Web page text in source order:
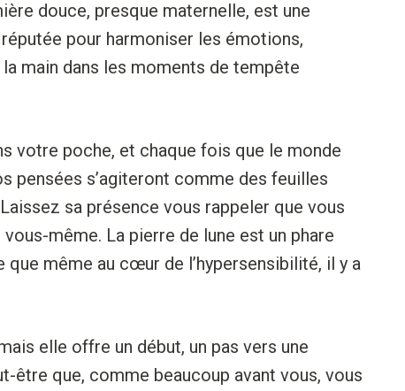
douce, presque maternelle, est une
pour harmoniser les émotions,
main dans les moments de tempête
votre poche, et chaque fois que le monde
pensées s’agiteront comme des feuilles
sa présence vous rappeler que vous
même. La pierre de lune est un phare
que même au cœur de l’hypersensibilité, il y a
elle offre un début, un pas vers une
être que, comme beaucoup avant vous, vous